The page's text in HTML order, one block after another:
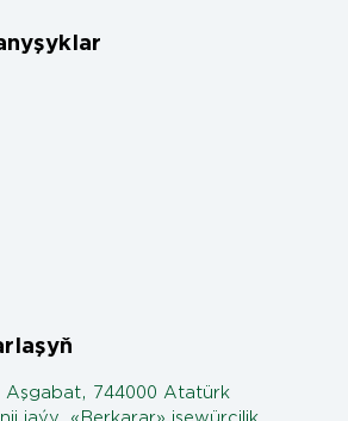
Aşgabat, 744000 Atatürk